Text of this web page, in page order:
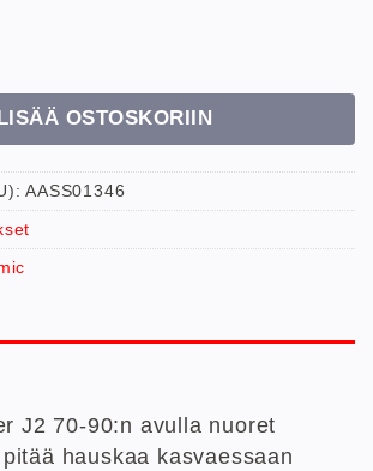
LISÄÄ OSTOSKORIIN
AASS01346
J2 70-90:n avulla nuoret
hauskaa kasvaessaan